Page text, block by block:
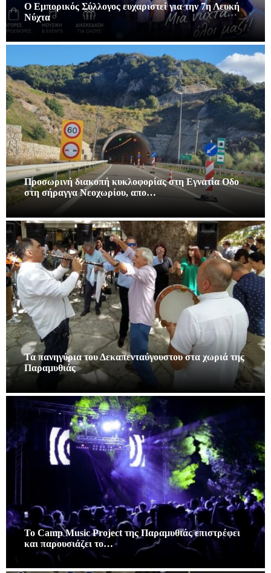
Ο Εμπορικός Σύλλογος ευχαριστεί για την 7η Λευκή
Νύχτα
Προσωρινή διακοπή κυκλοφορίας στη Εγνατία Οδο
στη σήραγγα Νεοχωρίου, απο…
Τα πανηγύρια του Δεκαπενταύγουστου στα χωριά της
Παραμυθιάς
Το Camp Music Project της Παραμυθιάς επιστρέφει
και παρουσιάζει το…